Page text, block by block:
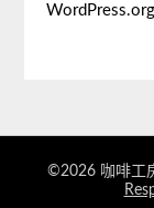
WordPress.org
©2026 咖啡工